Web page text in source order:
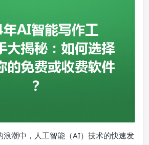
浪潮中，人工智能（AI）技术的快速发